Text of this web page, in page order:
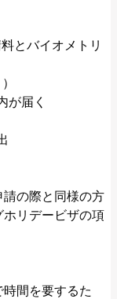
とバイオメトリ
が届く
の際と同様の方
リデービザの項
間を要するた